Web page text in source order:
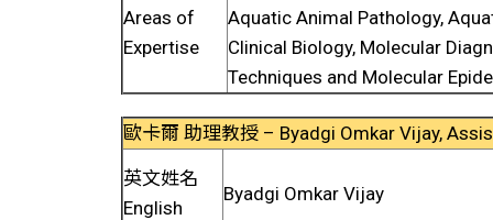
Areas of
Expertise
Aquatic Animal Pathology,
Clinical Biology, Molecular
Techniques and Molecular
歐卡爾 助理教授 – Byadgi Omkar Vijay,
英文姓名
English
Byadgi Omkar Vijay